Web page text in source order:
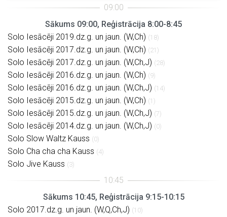
Sākums 09:00, Reģistrācija 8:00-8:45
Solo Iesācēji 2019.dz.g. un jaun. (W,Ch) (18)
Solo Iesācēji 2017.dz.g. un jaun. (W,Ch) (21)
Solo Iesācēji 2017.dz.g. un jaun. (W,Ch,J) (28)
Solo Iesācēji 2016.dz.g. un jaun. (W,Ch) (9)
Solo Iesācēji 2016.dz.g. un jaun. (W,Ch,J) (14)
Solo Iesācēji 2015.dz.g. un jaun. (W,Ch) (1)
Solo Iesācēji 2015.dz.g. un jaun. (W,Ch,J) (7)
Solo Iesācēji 2014.dz.g. un jaun. (W,Ch,J) (0)
Solo Slow Waltz Kauss (0)
Solo Cha cha cha Kauss (4)
Solo Jive Kauss (3)
Sākums 10:45, Reģistrācija 9:15-10:15
Solo 2017.dz.g. un jaun. (W,Q,Ch,J) (10)